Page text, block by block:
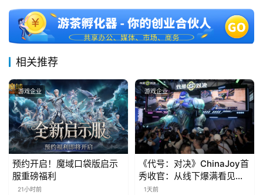
月
3
0
游
茶
对
接
会
相关推荐
游戏企业
预约开启！魔域口袋版启示
服重磅福利
21小时前
游戏企业
《代号：对决》ChinaJoy首
秀收官：从线下爆满看见玩
家的真实期待
1天前